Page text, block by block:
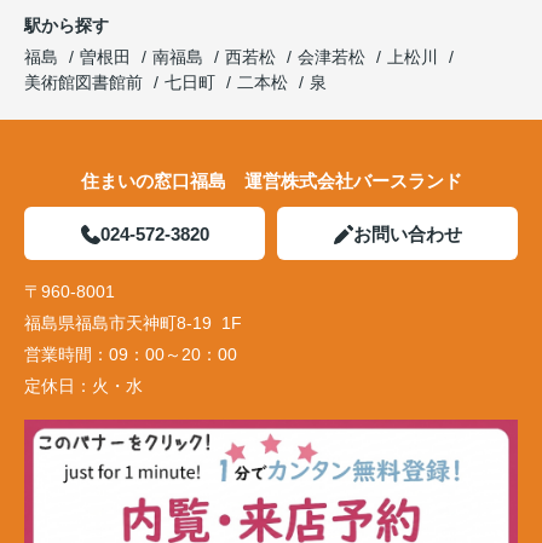
駅から探す
福島
曽根田 南福島 西若松 会津若松
上松川
美術館図書館前
七日町 二本松 泉
住まいの窓口福島 運営株式会社バースランド
024-572-3820 お問い合わせ
〒960-8001
福島県福島市天神町8-19 1F
営業時間： 09：00～20：00
定休日： 火・水